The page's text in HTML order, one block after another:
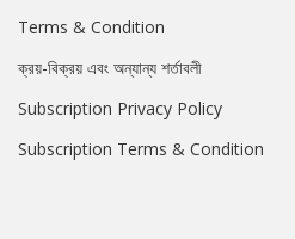
Terms & Condition
ক্রয়-বিক্রয় এবং অন্যান্য শর্তাবলী
Subscription Privacy Policy
Subscription Terms & Condition